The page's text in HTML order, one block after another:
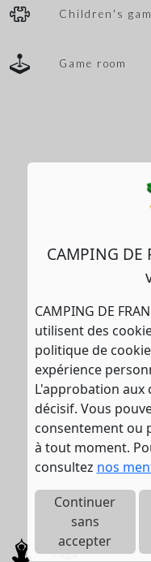
CAMPING DE
CAMPING DE
utilisent des
politique de
expérience
L'approbation aux
décisif. Vous
consentement ou
à tout moment.
consultez nos
Continuer
sans
accepter
Children's
Game room
Yoga